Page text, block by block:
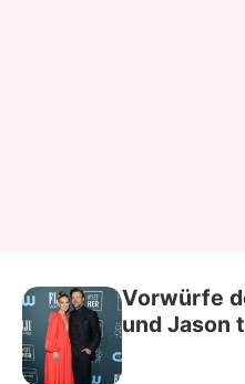
Vorwürfe
und Jason